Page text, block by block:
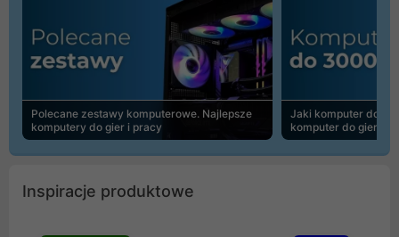
Polecane zestawy komputerowe. Najlepsze
komputery do gier i pracy
Jaki komputer do
komputer do gier |
Inspiracje produktowe